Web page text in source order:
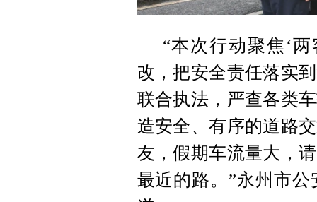
“本次行动聚焦‘
改，把安全责任落实
联合执法，严查各类
造安全、有序的道路
友，假期车流量大，
最近的路。”永州市